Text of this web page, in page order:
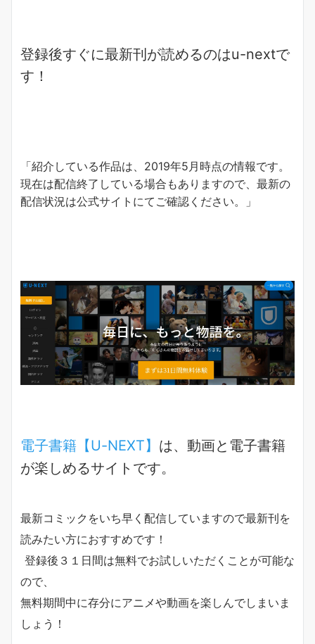
登録後すぐに最新刊が読めるのはu-nextで
す！
「紹介している作品は、2019年5月時点の情報です。
現在は配信終了している場合もありますので、最新の
配信状況は公式サイトにてご確認ください。」
電子書籍【U-NEXT】 は、動画と電子書籍
が楽しめるサイトです。
最新コミックをいち早く配信していますので最新刊を
読みたい方におすすめです！
登録後 ３１日間は無料でお試しいただくことが可能な
ので、
無料期間中に存分にアニメや動画を楽しんでしまいま
しょう！